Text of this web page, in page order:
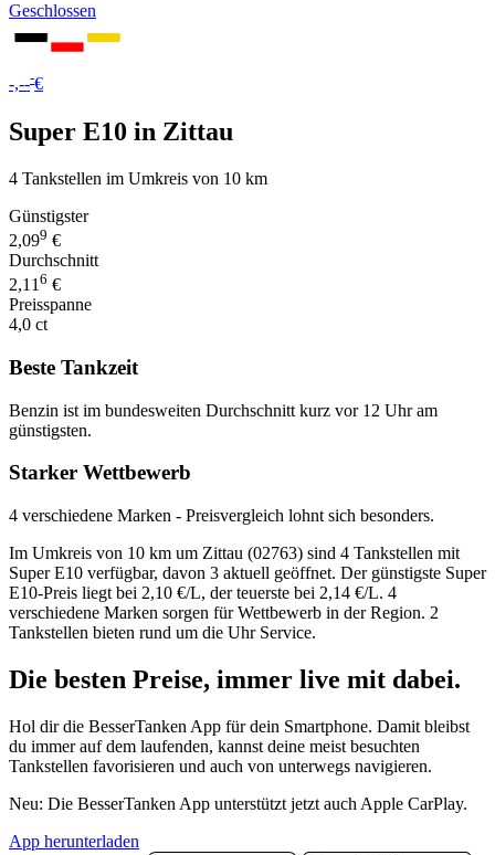
Geschlossen
-,---€
Super E10 in Zittau
4 Tankstellen im Umkreis von 10 km
Günstigster
2,099 €
Durchschnitt
2,11 6 €
Preisspanne
4,0 ct
Beste Tankzeit
Benzin ist im bundesweiten Durchschnitt kurz vor 12 Uhr am
günstigsten.
Starker Wettbewerb
4 verschiedene Marken - Preisvergleich lohnt sich besonders.
Im Umkreis von 10 km um Zittau (02763) sind 4 Tankstellen mit
Super E10 verfügbar, davon 3 aktuell geöffnet. Der günstigste Super
E10-Preis liegt bei 2,10 €/L, der teuerste bei 2,14 €/L. 4
verschiedene Marken sorgen für Wettbewerb in der Region. 2
Tankstellen bieten rund um die Uhr Service.
Die besten Preise, immer live mit dabei.
Hol dir die BesserTanken App für dein Smartphone. Damit bleibst
du immer auf dem laufenden, kannst deine meist besuchten
Tankstellen favorisieren und auch von unterwegs navigieren.
Neu: Die BesserTanken App unterstützt jetzt auch Apple CarPlay.
App herunterladen